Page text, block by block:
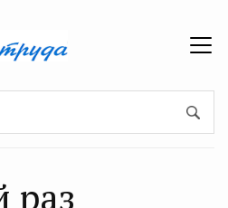
раз